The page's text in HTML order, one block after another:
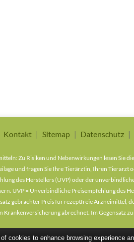
Kontakt Sitemap Datenschutz
Zu Risiken und Nebenwirkungen lesen Sie
und fragen Sie Ihre Tierärztin, Ihren
des Herstellers (UVP) oder der
UVP = Unverbindliche Preisempfehlung des
gebrachter Preis für rezeptfreie Arzneimittel,
Krankenversicherung abrechnet. Im Gegensatz
cookies to enhance browsing experience